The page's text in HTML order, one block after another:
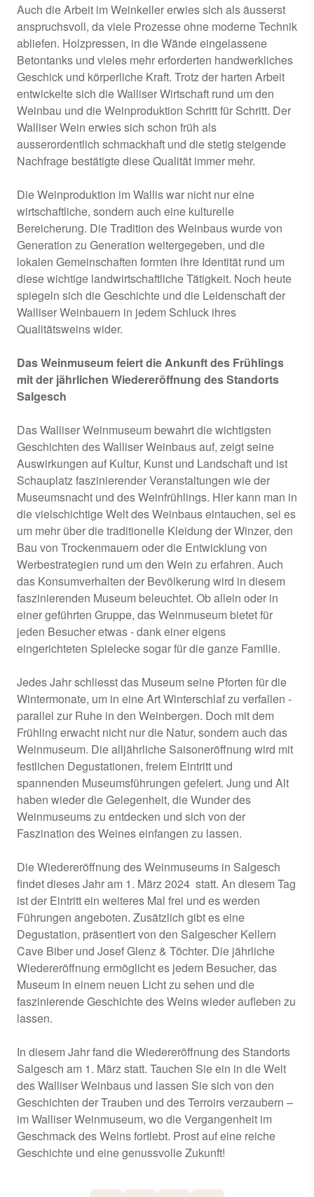
Auch die Arbeit im Weinkeller erwies sich als äusserst
anspruchsvoll, da viele Prozesse ohne moderne Technik
abliefen. Holzpressen, in die Wände eingelassene
Betontanks und vieles mehr erforderten handwerkliches
Geschick und körperliche Kraft. Trotz der harten Arbeit
entwickelte sich die Walliser Wirtschaft rund um den
Weinbau und die Weinproduktion Schritt für Schritt. Der
Walliser Wein erwies sich schon früh als
ausserordentlich schmackhaft und die stetig steigende
Nachfrage bestätigte diese Qualität immer mehr.
Die Weinproduktion im Wallis war nicht nur eine
wirtschaftliche, sondern auch eine kulturelle
Bereicherung. Die Tradition des Weinbaus wurde von
Generation zu Generation weitergegeben, und die
lokalen Gemeinschaften formten ihre Identität rund um
diese wichtige landwirtschaftliche Tätigkeit. Noch heute
spiegeln sich die Geschichte und die Leidenschaft der
Walliser Weinbauern in jedem Schluck ihres
Qualitätsweins wider.
Das Weinmuseum feiert die Ankunft des Frühlings
mit der jährlichen Wiedereröffnung des Standorts
Salgesch
Das Walliser Weinmuseum bewahrt die wichtigsten
Geschichten des Walliser Weinbaus auf, zeigt seine
Auswirkungen auf Kultur, Kunst und Landschaft und ist
Schauplatz faszinierender Veranstaltungen wie der
Museumsnacht und des Weinfrühlings. Hier kann man in
die vielschichtige Welt des Weinbaus eintauchen, sei es
um mehr über die traditionelle Kleidung der Winzer, den
Bau von Trockenmauern oder die Entwicklung von
Werbestrategien rund um den Wein zu erfahren. Auch
das Konsumverhalten der Bevölkerung wird in diesem
faszinierenden Museum beleuchtet. Ob allein oder in
einer geführten Gruppe, das Weinmuseum bietet für
jeden Besucher etwas - dank einer eigens
eingerichteten Spielecke sogar für die ganze Familie.
Jedes Jahr schliesst das Museum seine Pforten für die
Wintermonate, um in eine Art Winterschlaf zu verfallen -
parallel zur Ruhe in den Weinbergen. Doch mit dem
Frühling erwacht nicht nur die Natur, sondern auch das
Weinmuseum. Die alljährliche Saisoneröffnung wird mit
festlichen Degustationen, freiem Eintritt und
spannenden Museumsführungen gefeiert. Jung und Alt
haben wieder die Gelegenheit, die Wunder des
Weinmuseums zu entdecken und sich von der
Faszination des Weines einfangen zu lassen.
Die Wiedereröffnung des Weinmuseums in Salgesch
findet dieses Jahr am 1. März 2024 statt. An diesem Tag
ist der Eintritt ein weiteres Mal frei und es werden
Führungen angeboten. Zusätzlich gibt es eine
Degustation, präsentiert von den Salgescher Kellern
Cave Biber und Josef Glenz & Töchter. Die jährliche
Wiedereröffnung ermöglicht es jedem Besucher, das
Museum in einem neuen Licht zu sehen und die
faszinierende Geschichte des Weins wieder aufleben zu
lassen.
In diesem Jahr fand die Wiedereröffnung des Standorts
Salgesch am 1. März statt. Tauchen Sie ein in die Welt
des Walliser Weinbaus und lassen Sie sich von den
Geschichten der Trauben und des Terroirs verzaubern –
im Walliser Weinmuseum, wo die Vergangenheit im
Geschmack des Weins fortlebt. Prost auf eine reiche
Geschichte und eine genussvolle Zukunft!